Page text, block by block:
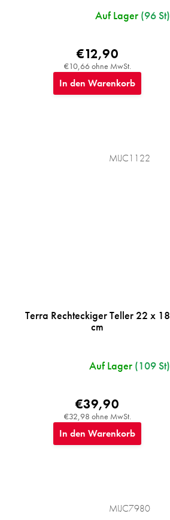
Auf Lager (96 St)
€10,66 ohne MwSt.
€12,90
In den Warenkorb
Terra Rechteckiger Teller 22 x 18
cm
Auf Lager (109 St)
€32,98 ohne MwSt.
€39,90
In den Warenkorb
MIJC1122
MIJC7980